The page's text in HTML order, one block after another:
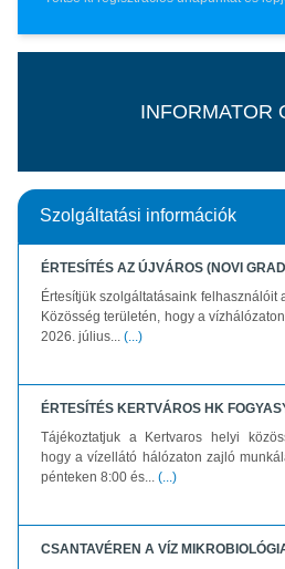
INFORMATOR
Szolgáltatási információk
ÉRTESÍTÉS AZ ÚJVÁROS (NOVI
Értesítjük szolgáltatásaink felhasználóit
Közösség területén, hogy a
2026. július... (...)
ÉRTESÍTÉS KERTVÁROS HK
Tájékoztatjuk a Kertvaros helyi
hogy a vízellátó hálózaton zajló
pénteken 8:00 és... (...)
CSANTAVÉREN A VÍZ